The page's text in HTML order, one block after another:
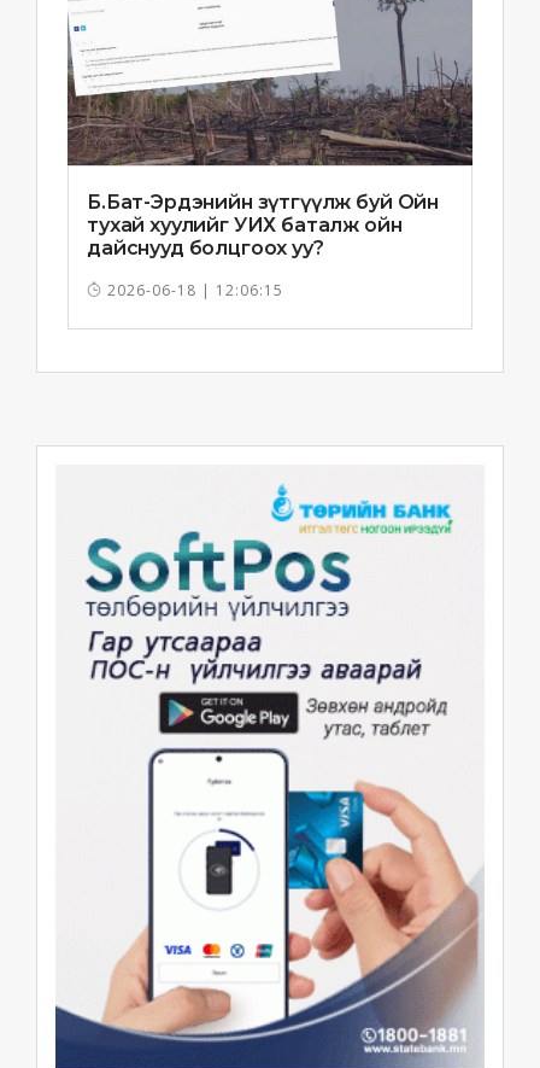
Б.Бат-Эрдэнийн зүтгүүлж буй Ойн
тухай хуулийг УИХ баталж ойн
дайснууд болцгоох уу?
2026-06-18 | 12:06:15